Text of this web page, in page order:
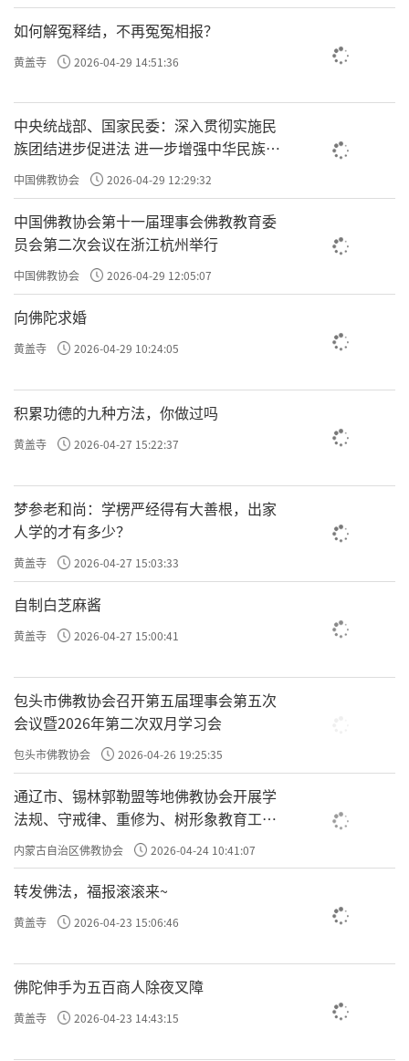
中国佛学院全体师生赴河北开展爱国主义教育暨禅宗祖
庭教学之旅
此次河北实地教学之行，是中国佛学院强化爱
国主义教育、深化实践教学育人体系的重要举
措。通过走进红色革命圣地接受精神洗礼，进
一步厚植了全院师生的家国情怀与使命担当。
大家纷纷表示，将以此次研学为契机，把革命
先烈的崇高精神与祖师大德的悲愿行持内化于
心、外化于行，自觉传承佛教爱国爱教优良传
统，坚定佛教中国化发展方向。持续精进道业
学识、涵养德行修为，努力成长为政治上靠得
作用的新时代佛教僧才，为赓续中华优秀传统
文化、推动佛教与社会主义社会相适应贡献智
慧与力量。
如何解冤释结，不再冤冤相报？
黄盖寺 2026-04-29 14:51:36
中央统战部、国家民委：深入贯彻实施民
族团结进步促进法 进一步增强中华民族凝
聚力向心力
中国佛教协会 2026-04-29 12:29:32
中国佛教协会第十一届理事会佛教教育委
员会第二次会议在浙江杭州举行
中国佛教协会 2026-04-29 12:05:07
向佛陀求婚
黄盖寺 2026-04-29 10:24:05
积累功德的九种方法，你做过吗
黄盖寺 2026-04-27 15:22:37
梦参老和尚：学楞严经得有大善根，出家
人学的才有多少？
黄盖寺 2026-04-27 15:03:33
自制白芝麻酱
黄盖寺 2026-04-27 15:00:41
包头市佛教协会召开第五届理事会第五次
会议暨2026年第二次双月学习会
包头市佛教协会 2026-04-26 19:25:35
通辽市、锡林郭勒盟等地佛教协会开展学
法规、守戒律、重修为、树形象教育工作
专题学习会
内蒙古自治区佛教协会 2026-04-24 10:41:07
转发佛法，福报滚滚来~
黄盖寺 2026-04-23 15:06:46
佛陀伸手为五百商人除夜叉障
黄盖寺 2026-04-23 14:43:15